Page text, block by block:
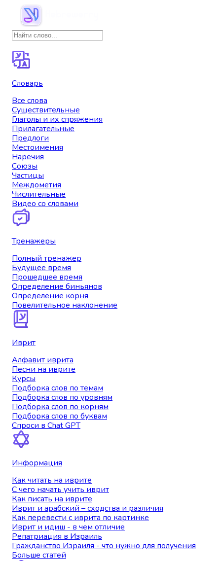
Словарь
Все слова
Существительные
Глаголы и их спряжения
Прилагательные
Предлоги
Местоимения
Наречия
Союзы
Частицы
Междометия
Числительные
Видео со словами
Тренажеры
Полный тренажер
Будущее время
Прошедшее время
Определение биньянов
Определение корня
Повелительное наклонение
Иврит
Алфавит иврита
Песни на иврите
Курсы
Подборка слов по темам
Подборка слов по уровням
Подборка слов по корням
Подборка слов по буквам
Спроси в Chat GPT
Информация
Как читать на иврите
С чего начать учить иврит
Как писать на иврите
Иврит и арабский – сходства и различия
Как перевести с иврита по картинке
Иврит и идиш - в чем отличие
Репатриация в Израиль
Гражданство Израиля - что нужно для получения
Больше статей